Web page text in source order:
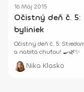
16 Máj 2015
Očistný deň č.
byliniek
Očistný deň č. 5:
a nabitá chuťou! 🍳🌿✨
Nika Klasko